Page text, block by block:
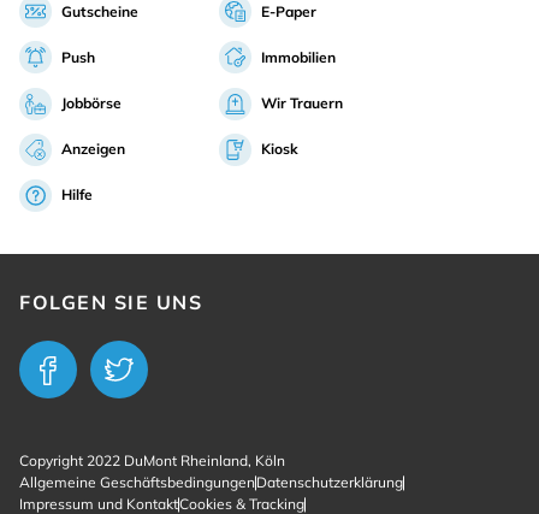
Gutscheine E-Paper
Push Immobilien
Jobbörse Wir Trauern
Anzeigen Kiosk
Hilfe
FOLGEN SIE UNS
Copyright 2022 DuMont Rheinland, Köln
Allgemeine GeschäftsbedingungenDatenschutzerklärung
Impressum und KontaktCookies & Tracking